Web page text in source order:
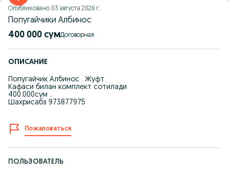
Опубликовано 03 августа 2026 г.
Попугайчики Албинос
400 000 сум Договорная
ОПИСАНИЕ
Попугайчик Албинос . Жуфт
Кафаси билан комплект сотилади
400.000сум ..
Шахрисабз 973877975
Пожаловаться
ПОЛЬЗОВАТЕЛЬ